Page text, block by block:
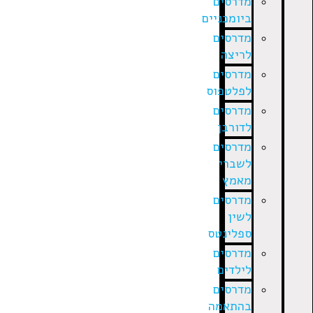
ביומכניים
מדרסים
מדרסים
לפלטפוס
מדרסים
מדרסים
מדרסים
ספלינטס
מדרסים
מדרסים